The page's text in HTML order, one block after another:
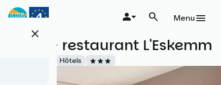
Aller
au
principalclose
Menu
Hôtel - restaurant L'Eskemm
Hôtels